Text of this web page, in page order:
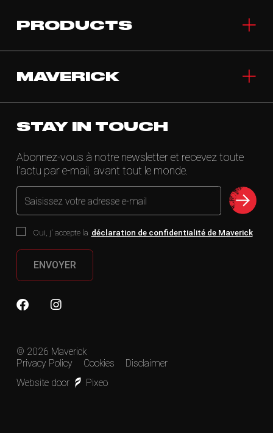
PRODUCTS
MAVERICK
STAY IN TOUCH
Abonnez-vous à notre newsletter et recevez toute
l'actu par e-mail, avant tout le monde.
Saisissez votre adresse e-mail
Oui, j' accepte la déclaration de confidentialité de Maverick
ENVOYER
© 2026 Maverick
Privacy Policy
Cookies
Disclaimer
Website door
Pixeo